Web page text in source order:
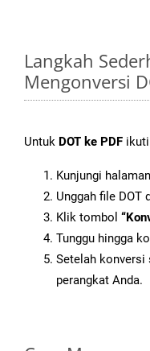
Langkah
Mengonversi
Untuk DOT ke PDF
Kunjungi
Unggah file DOT
Klik tombol
Tunggu hingga
Setelah konversi
perangkat Anda.